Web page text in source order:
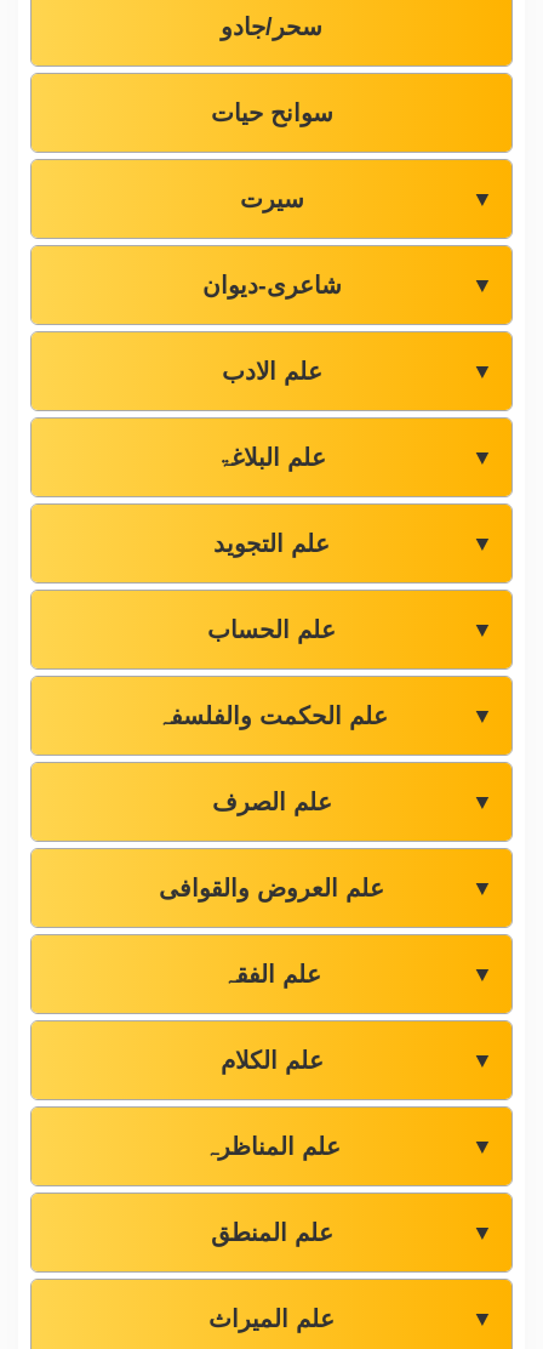
سحر/جادو
سوانح حیات
سیرت ▼
شاعری-دیوان ▼
علم الادب ▼
علم البلاغۃ ▼
علم التجوید ▼
علم الحساب ▼
علم الحکمت والفلسفہ ▼
علم الصرف ▼
علم العروض والقوافی ▼
علم الفقہ ▼
علم الکلام ▼
علم المناظرہ ▼
علم المنطق ▼
علم المیراث ▼